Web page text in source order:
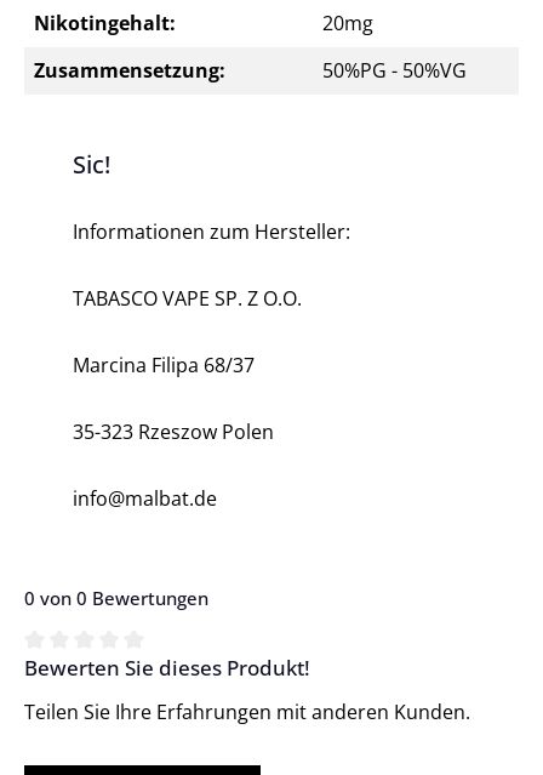
Nikotingehalt:
20mg
Zusammensetzung:
50%PG - 50%VG
Sic!
Informationen zum Hersteller:
TABASCO VAPE SP. Z O.O.
Marcina Filipa 68/37
35-323 Rzeszow Polen
info@malbat.de
0 von 0 Bewertungen
Durchschnittliche Bewertung von 0 von 5 Sternen
Bewerten Sie dieses Produkt!
Teilen Sie Ihre Erfahrungen mit anderen Kunden.